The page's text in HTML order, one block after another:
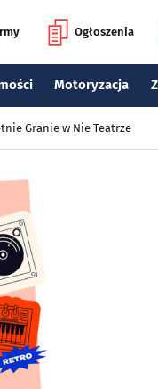
Ogłoszenia
Motoryzacja
Granie w Nie Teatrze